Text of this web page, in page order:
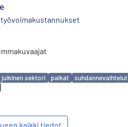
julkinen sektori palkat suhdannevaihtelut
kaikki tiedot